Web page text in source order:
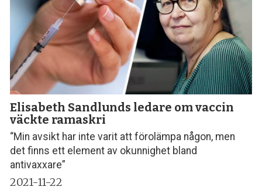
Elisabeth Sandlunds ledare om vaccin
väckte ramaskri
“Min avsikt har inte varit att förolämpa någon, men
det finns ett element av okunnighet bland
antivaxxare”
2021-11-22